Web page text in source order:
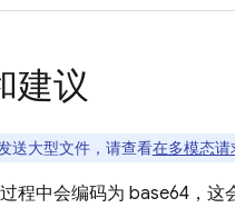
建议
送大型文件，请查看在多模态请
程中会编码为 base64，